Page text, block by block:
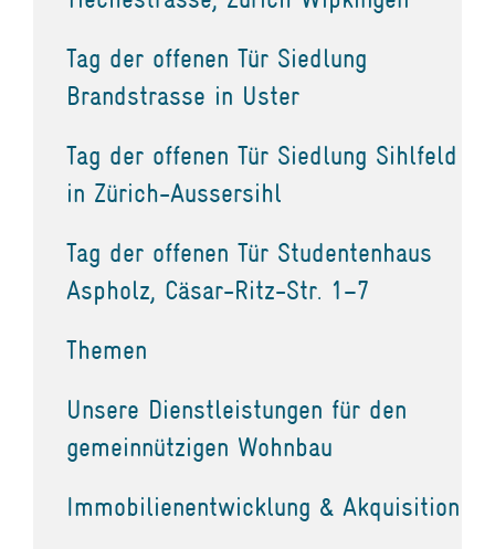
Tag der offenen Tür Siedlung
Brandstrasse in Uster
Tag der offenen Tür Siedlung Sihlfeld
in Zürich-Aussersihl
Tag der offenen Tür Studentenhaus
Aspholz, Cäsar-Ritz-Str. 1–7
Themen
Unsere Dienstleistungen für den
gemeinnützigen Wohnbau
Immobilienentwicklung & Akquisition